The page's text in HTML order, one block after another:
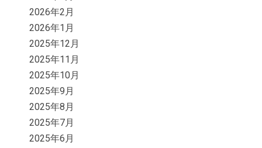
2026年2月
2026年1月
2025年12月
2025年11月
2025年10月
2025年9月
2025年8月
2025年7月
2025年6月